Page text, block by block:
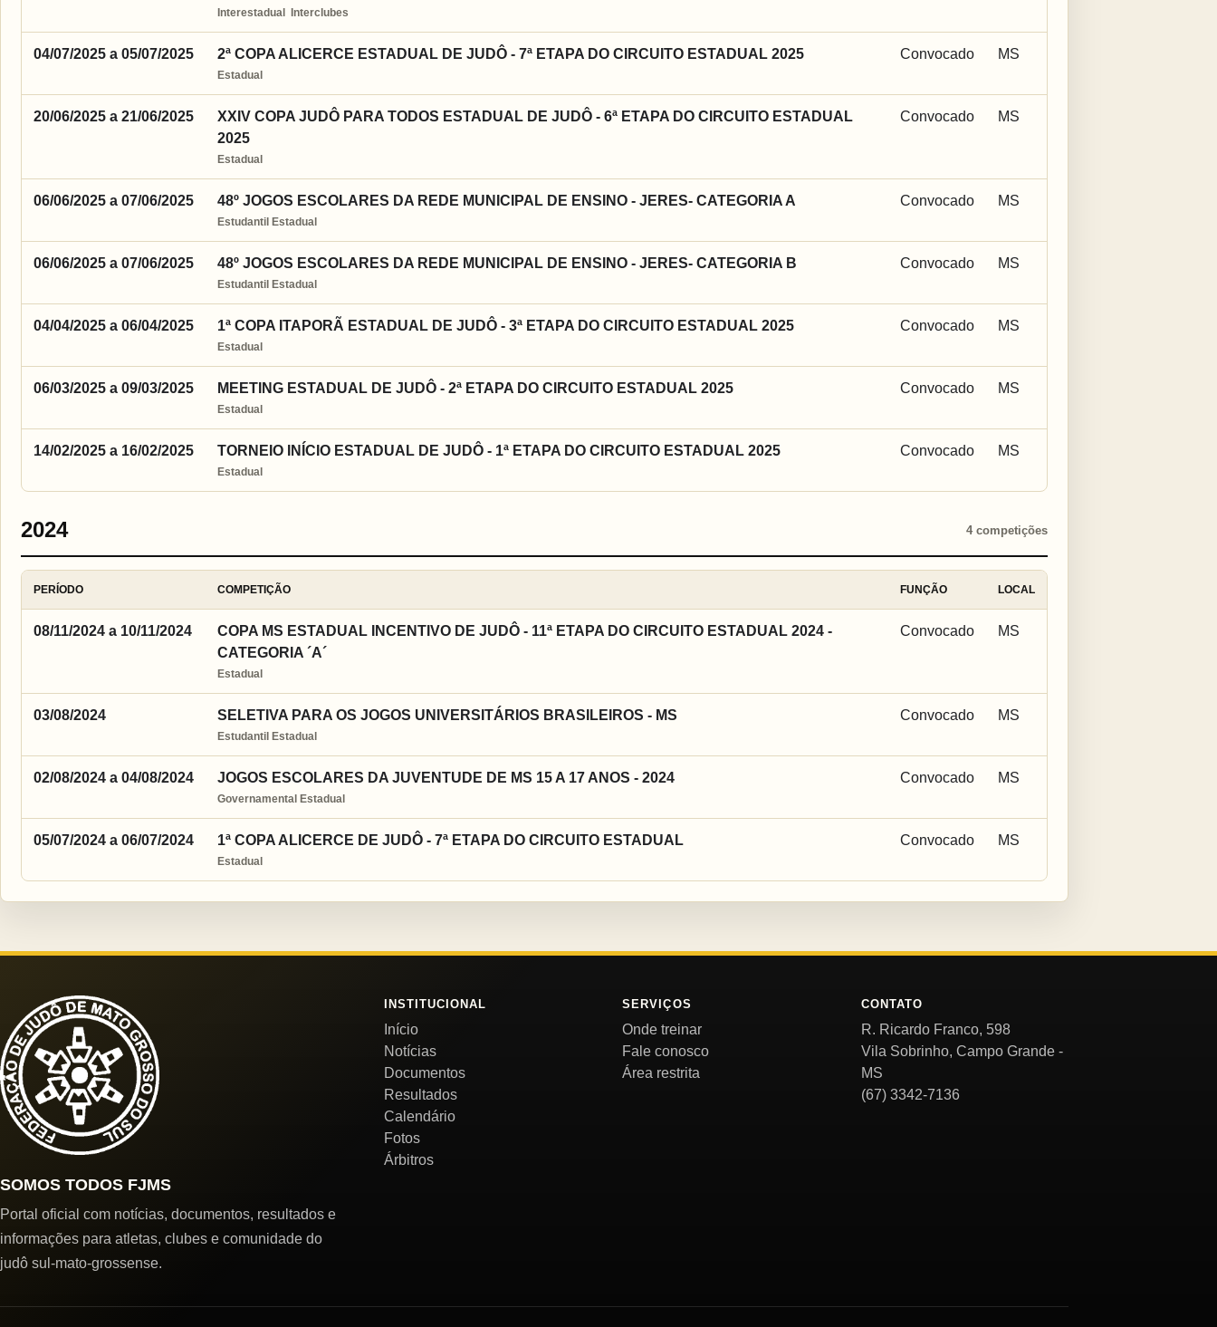
Interestadual  Interclubes
04/07/2025 a 05/07/2025 2ª COPA ALICERCE ESTADUAL DE JUDÔ - 7ª ETAPA DO CIRCUITO ESTADUAL 2025
Estadual
Convocado MS
20/06/2025 a 21/06/2025
XXIV COPA JUDÔ PARA TODOS ESTADUAL DE JUDÔ - 6ª ETAPA DO CIRCUITO ESTADUAL
2025
Estadual
Convocado MS
06/06/2025 a 07/06/2025 48º JOGOS ESCOLARES DA REDE MUNICIPAL DE ENSINO - JERES- CATEGORIA A
Estudantil Estadual
Convocado MS
06/06/2025 a 07/06/2025 48º JOGOS ESCOLARES DA REDE MUNICIPAL DE ENSINO - JERES- CATEGORIA B
Estudantil Estadual
Convocado MS
04/04/2025 a 06/04/2025 1ª COPA ITAPORÃ ESTADUAL DE JUDÔ - 3ª ETAPA DO CIRCUITO ESTADUAL 2025
Estadual
Convocado MS
06/03/2025 a 09/03/2025 MEETING ESTADUAL DE JUDÔ - 2ª ETAPA DO CIRCUITO ESTADUAL 2025
Estadual
Convocado MS
14/02/2025 a 16/02/2025 TORNEIO INÍCIO ESTADUAL DE JUDÔ - 1ª ETAPA DO CIRCUITO ESTADUAL 2025
Estadual
Convocado MS
2024 4 competições
PERÍODO COMPETIÇÃO FUNÇÃO LOCAL
08/11/2024 a 10/11/2024
COPA MS ESTADUAL INCENTIVO DE JUDÔ - 11ª ETAPA DO CIRCUITO ESTADUAL 2024 -
CATEGORIA ´A´
Estadual
Convocado MS
03/08/2024 SELETIVA PARA OS JOGOS UNIVERSITÁRIOS BRASILEIROS - MS
Estudantil Estadual
Convocado MS
02/08/2024 a 04/08/2024 JOGOS ESCOLARES DA JUVENTUDE DE MS 15 A 17 ANOS - 2024
Governamental Estadual
Convocado MS
05/07/2024 a 06/07/2024 1ª COPA ALICERCE DE JUDÔ - 7ª ETAPA DO CIRCUITO ESTADUAL
Estadual
Convocado MS
SOMOS TODOS FJMS
Portal oficial com notícias, documentos, resultados e
informações para atletas, clubes e comunidade do
judô sul-mato-grossense.
INSTITUCIONAL
Início
Notícias
Documentos
Resultados
Calendário
Fotos
Árbitros
SERVIÇOS
Onde treinar
Fale conosco
Área restrita
CONTATO
R. Ricardo Franco, 598
Vila Sobrinho, Campo Grande -
MS
(67) 3342-7136